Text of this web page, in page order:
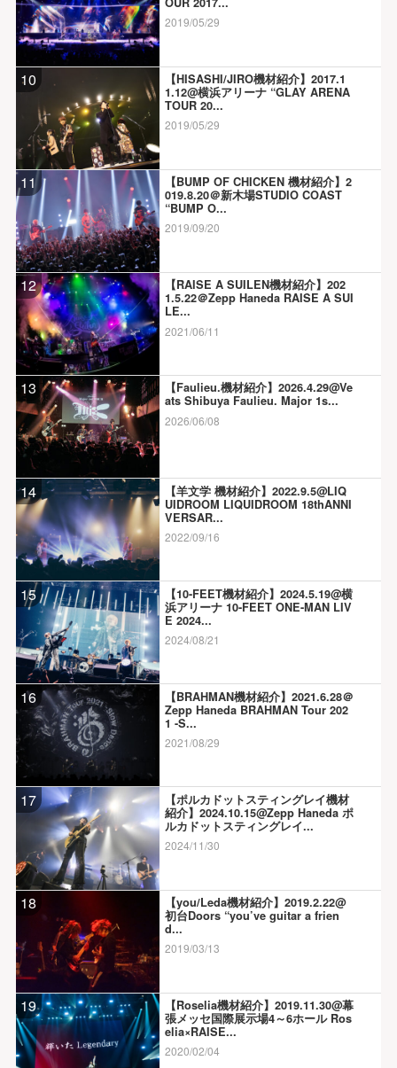
2019/05/29
10
【HISASHI/JIRO機材紹介】2017.1
1.12@横浜アリーナ “GLAY ARENA
TOUR 20...
2019/05/29
11
【BUMP OF CHICKEN 機材紹介】2
019.8.20＠新木場STUDIO COAST
“BUMP O...
2019/09/20
12
【RAISE A SUILEN機材紹介】202
1.5.22＠Zepp Haneda RAISE A SUI
LE...
2021/06/11
13
【Faulieu.機材紹介】2026.4.29@Ve
ats Shibuya Faulieu. Major 1s...
2026/06/08
14
【羊文学 機材紹介】2022.9.5@LIQ
UIDROOM LIQUIDROOM 18thANNI
VERSAR...
2022/09/16
15
【10-FEET機材紹介】2024.5.19@横
浜アリーナ 10-FEET ONE-MAN LIV
E 2024...
2024/08/21
16
【BRAHMAN機材紹介】2021.6.28＠
Zepp Haneda BRAHMAN Tour 202
1 -S...
2021/08/29
17
【ポルカドットスティングレイ機材
紹介】2024.10.15@Zepp Haneda ポ
ルカドットスティングレイ...
2024/11/30
18
【you/Leda機材紹介】2019.2.22@
初台Doors “you’ve guitar a frien
d...
2019/03/13
19
【Roselia機材紹介】2019.11.30@幕
張メッセ国際展示場4～6ホール Ros
elia×RAISE...
2020/02/04